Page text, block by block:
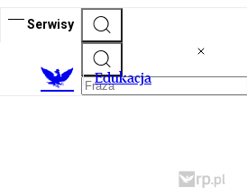
Serwisy
Edukacja